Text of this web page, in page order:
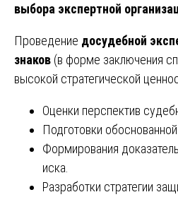
выбора экспертной
Проведение досудебной
знаков (в форме заключения
высокой стратегической
Оценки перспектив
Подготовки
Формирования
иска.
Разработки стратегии